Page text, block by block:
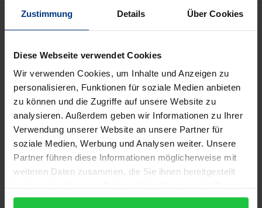
Zustimmung Details Über Cookies
Diese Webseite verwendet Cookies
Wir verwenden Cookies, um Inhalte und Anzeigen zu
personalisieren, Funktionen für soziale Medien anbieten
zu können und die Zugriffe auf unsere Website zu
analysieren. Außerdem geben wir Informationen zu Ihrer
Verwendung unserer Website an unsere Partner für
soziale Medien, Werbung und Analysen weiter. Unsere
Partner führen diese Informationen möglicherweise mit
weiteren Daten zusammen, die Sie ihnen bereitgestellt
gesammelt haben.
Beschreibung
Popmusik ist ein sowohl künstlerisch als auch
wirtschaftlich bedeutendes Gebiet modernen
Kulturlebens. Prägend für Produktion und
Vermarktung ist heute der »Musikproduzent«, der
eine Doppelfunktion als kreativer Gestalter
(»Regisseur«) und organisatorischer Vermittler
(»Verleger«) innehält.
Das Werk untersucht mögliche Urheber- und
Musikproduzenten und zeigt Wege der